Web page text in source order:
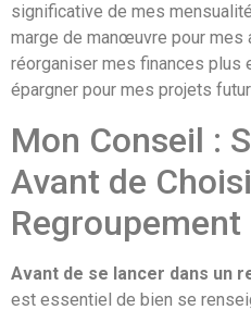
significative de mes
marge de manœuvre pour mes
réorganiser mes finances plus
épargner pour mes projets
Mon Conseil :
Avant de
Regroupement
Avant de se lancer dans un
est essentiel de bien se